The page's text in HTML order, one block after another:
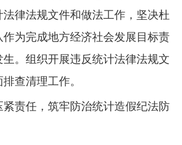
律法规文件和做法工作，坚决杜
为完成地方经济社会发展目标责
。组织开展违反统计法律法规文
查清理工作。
责任，筑牢防治统计造假纪法防